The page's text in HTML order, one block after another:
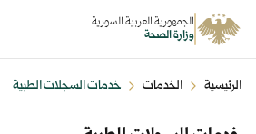
الجمهورية العربية السورية
وزارة الصحة
الرئيسية الخدمات خدمات السجلات الطبية